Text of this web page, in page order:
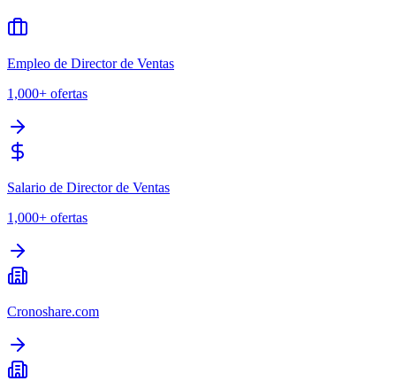
Empleo de Director de Ventas
1,000+ ofertas
Salario de Director de Ventas
1,000+ ofertas
Cronoshare.com